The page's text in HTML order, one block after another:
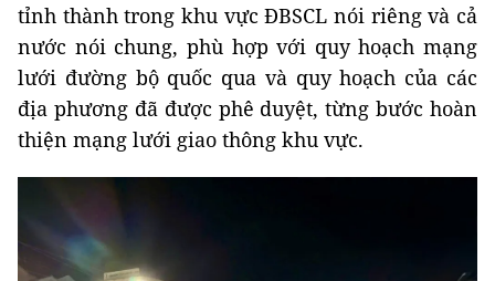
tỉnh thành trong khu vực ĐBSCL nói riêng và cả
nước nói chung, phù hợp với quy hoạch mạng
lưới đường bộ quốc qua và quy hoạch của các
địa phương đã được phê duyệt, từng bước hoàn
thiện mạng lưới giao thông khu vực.